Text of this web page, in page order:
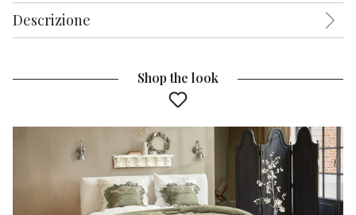
Descrizione
Shop the look